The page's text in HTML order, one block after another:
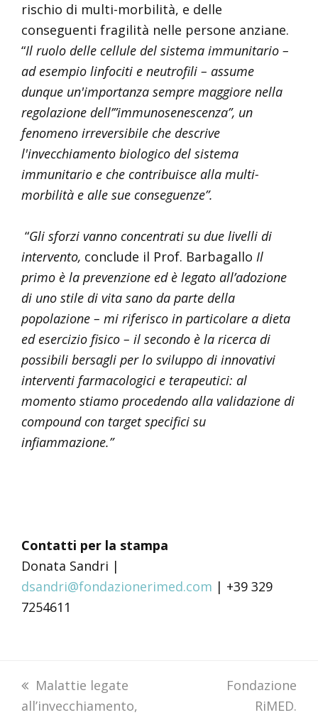
rischio di multi-morbilità, e delle
conseguenti fragilità nelle persone anziane.
“Il ruolo delle cellule del sistema immunitario –
ad esempio linfociti e neutrofili – assume
dunque un'importanza sempre maggiore nella
regolazione dell’”immunosenescenza”, un
fenomeno irreversibile che descrive
l'invecchiamento biologico del sistema
immunitario e che contribuisce alla multi-
morbilità e alle sue conseguenze”.
“Gli sforzi vanno concentrati su due livelli di
intervento, conclude il Prof. Barbagallo Il
primo è la prevenzione ed è legato all’adozione
di uno stile di vita sano da parte della
popolazione – mi riferisco in particolare a dieta
ed esercizio fisico – il secondo è la ricerca di
possibili bersagli per lo sviluppo di innovativi
interventi farmacologici e terapeutici: al
momento stiamo procedendo alla validazione di
compound con target specifici su
infiammazione.”
Contatti per la stampa
Donata Sandri |
dsandri@fondazionerimed.com | +39 329
7254611
previous
post:
Malattie legate
all’invecchiamento,
next
post:
Fondazione
RiMED.